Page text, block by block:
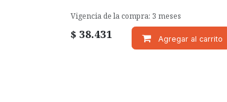
Vigencia de la compra: 3 meses
$ 38.431 Agregar al carrito